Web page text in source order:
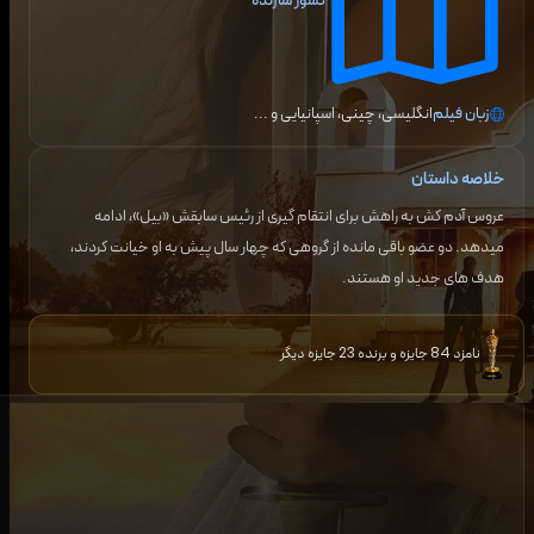
زبان فیلمانگلیسی، چینی، اسپانیاییو ...
خلاصه داستان
عروس آدم کش به راهش برای انتقام گیری از رئیس سابقش «بیل»، ادامه
میدهد. دو عضو باقی مانده از گروهی که چهار سال پیش به او خیانت کردند،
هدف های جدید او هستند.
نامزد 84 جایزه و برنده 23 جایزه دیگر